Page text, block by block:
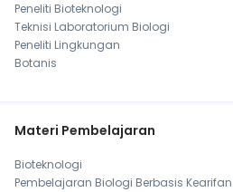
Peneliti Bioteknologi
Teknisi Laboratorium Biologi
Peneliti Lingkungan
Botanis
Materi Pembelajaran
Bioteknologi
Pembelajaran Biologi Berbasis Kearifan